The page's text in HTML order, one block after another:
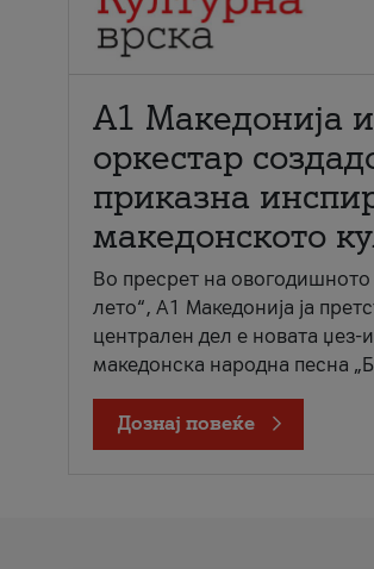
А1 Македонија
оркестар
приказна
македонското
Во пресрет на
лето“, А1 Македонија ја
централен дел е новата џез-
македонска народна песна
Дознај повеќе